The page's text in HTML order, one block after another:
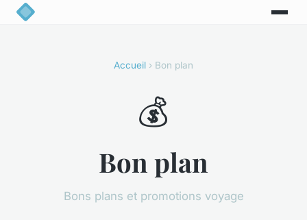
Accueil › Bon plan
💰
Bon plan
Bons plans et promotions voyage